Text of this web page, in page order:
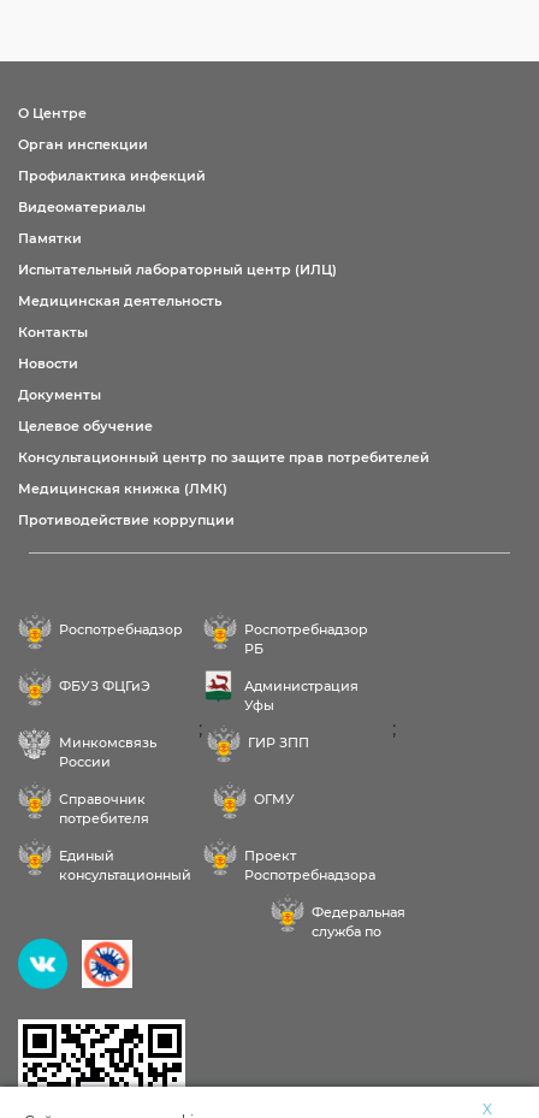
Здравствуйте! Пожалуйста,
выберите услугу:
Исследования воды, продуктов, почвы
О Центре
Орган инспекции
Профилактика инфекций
Видеоматериалы
Памятки
Испытательный лабораторный центр (ИЛЦ)
Медицинская деятельность
Контакты
Новости
Документы
Целевое обучение
Консультационный центр по защите прав потребителей
Медицинская книжка (ЛМК)
Противодействие коррупции
Роспотребнадзор
Роспотребнадзор
РБ
ФБУЗ ФЦГиЭ
Администрация
Уфы
Минкомсвязь
России
;
ГИР ЗПП
;
Справочник
потребителя
ОГМУ
Единый
консультационный
Проект
Роспотребнадзора
РФ «Здоровое
питание» Федеральная
служба по
X